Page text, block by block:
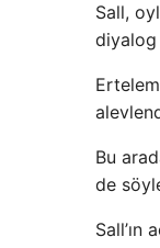
Sall,
diyalog
Bu
de